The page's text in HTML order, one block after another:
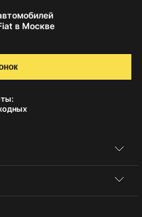
в Москве